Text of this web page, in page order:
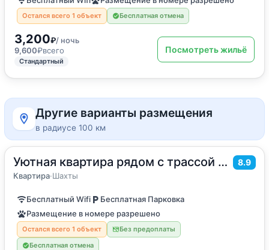
Остался всего 1 объект Бесплатная отмена
3,200₽/ ночь
9,600₽всего
Стандартный
Посмотреть жильё
Другие варианты размещения
в радиусе 100 км
Уютная квартира рядом с трассой м4 8.9
Квартира·Шахты
30м2·4 гостя
Квартира
Бесплатный Wifi
Бесплатная Парковка
Размещение в номере разрешено
Остался всего 1 объект
Без предоплаты
Бесплатная отмена